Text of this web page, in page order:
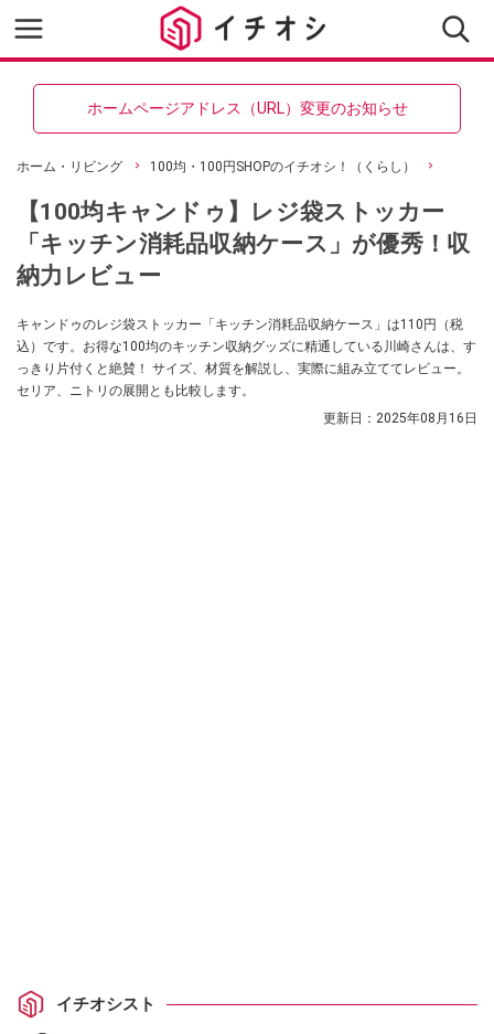
ホームページアドレス（URL）変更のお知らせ
ホーム・リビング 100均・100円SHOPのイチオシ！（くらし）
【100均キャンドゥ】レジ袋ストッカー
「キッチン消耗品収納ケース」が優秀！収
納力レビュー
キャンドゥのレジ袋ストッカー「キッチン消耗品収納ケース」は110円（税
込）です。お得な100均のキッチン収納グッズに精通している川崎さんは、す
っきり片付くと絶賛！ サイズ、材質を解説し、実際に組み立ててレビュー。
セリア、ニトリの展開とも比較します。
更新日： 2025年08月16日
イチオシスト